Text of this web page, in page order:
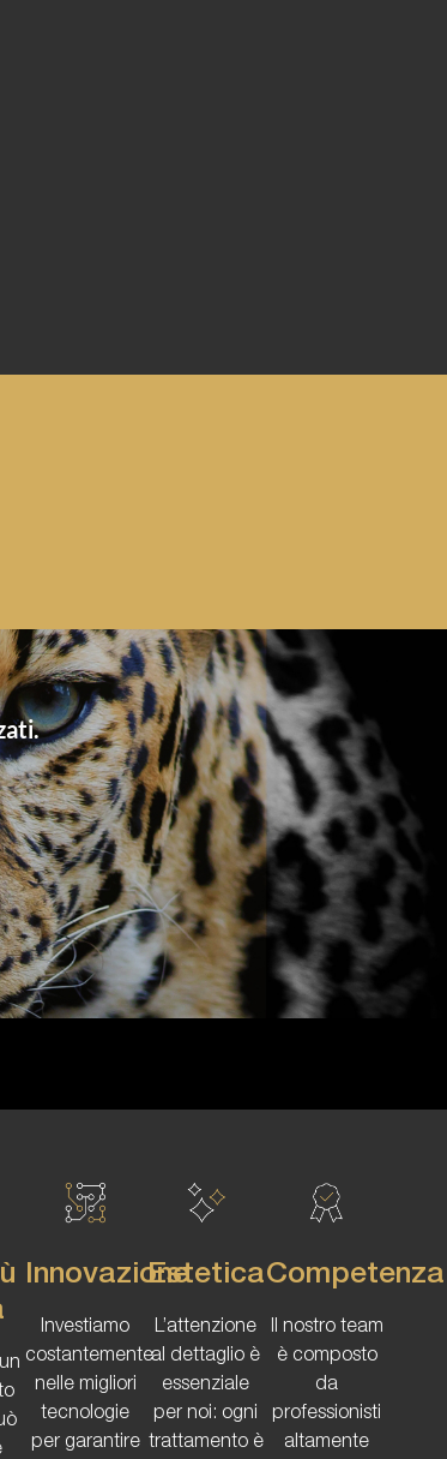
Innovazione
Investiamo
costantemente
nelle migliori
tecnologie
per garantire
Estetica
L’attenzione
al dettaglio è
essenziale
per noi: ogni
trattamento è
Competenza
Il nostro team
è composto
da
professionisti
altamente